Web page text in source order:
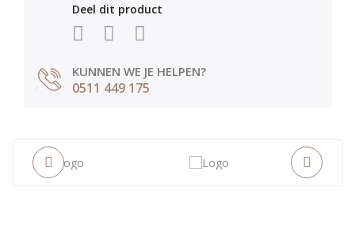
Deel dit product
KUNNEN WE JE HELPEN?
0511 449 175